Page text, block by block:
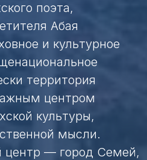
поэта,
Абая
и культурное
территория
центром
культуры,
мысли.
центр — город Семей,